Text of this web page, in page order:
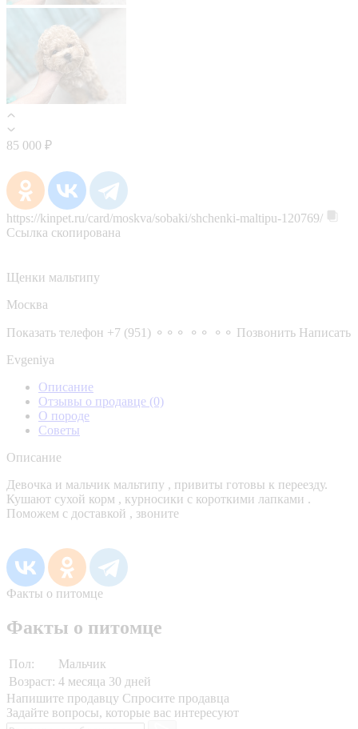
85 000 ₽
https://kinpet.ru/card/moskva/sobaki/shchenki-maltipu-120769/
Ссылка скопирована
Щенки мальтипу
Москва
Показать телефон +7 (951) ⚬⚬⚬ ⚬⚬ ⚬⚬ Позвонить Написать
Evgeniya
Описание
Отзывы о продавце (0)
О породе
Советы
Описание
Девочка и мальчик мальтипу , привиты готовы к переезду.
Кушают сухой корм , курносики с короткими лапками .
Поможем с доставкой , звоните
Факты о питомце
Факты о питомце
Пол:
Мальчик
Возраст: 4 месяца 30 дней
Напишите продавцу Спросите продавца
Задайте вопросы, которые вас интересуют